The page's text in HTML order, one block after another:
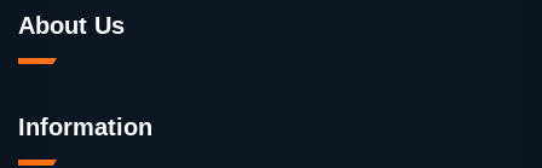
About Us
Information